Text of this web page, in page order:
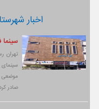
اخبار
صادر